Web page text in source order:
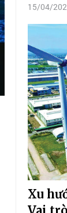
15/04/
Xu